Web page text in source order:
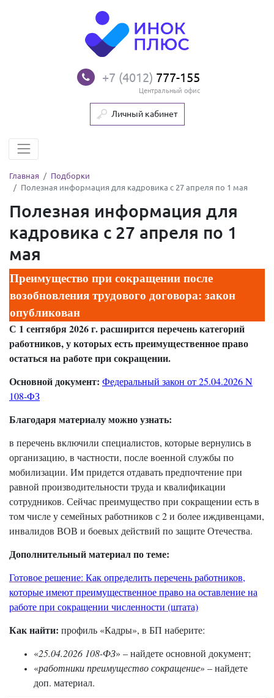
+7 (4012) 777-155
Центральный офис
Личный кабинет
Главная
Подборки
Полезная информация для кадровика с 27 апреля по 1 мая
Полезная информация для
кадровика с 27 апреля по 1
мая
Преимущество при сокращении после
возобновления трудового договора: закон
опубликован
С 1 сентября 2026 г. расширится перечень категорий
работников, у которых есть преимущественное право
остаться на работе при сокращении.
Основной документ: Федеральный закон от 25.04.2026 N
108-ФЗ
Благодаря материалу можно узнать:
в перечень включили специалистов, которые вернулись в
организацию, в частности, после военной службы по
мобилизации. Им придется отдавать предпочтение при
равной производительности труда и квалификации
сотрудников. Сейчас преимущество при сокращении есть в
том числе у семейных работников с 2 и более иждивенцами,
инвалидов ВОВ и боевых действий по защите Отечества.
Дополнительный материал по теме:
Готовое решение: Как определить перечень работников,
которые имеют преимущественное право на оставление на
работе при сокращении численности (штата)
Как найти: профиль «Кадры», в БП наберите:
«25.04.2026 108-ФЗ» – найдете основной документ;
«работники преимущество сокращение» – найдете
доп. материал.